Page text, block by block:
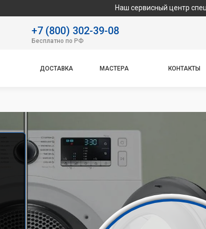
Наш сервисный центр
+7 (800) 302-39-08
Бесплатно по РФ
ДОСТАВКА МАСТЕРА КОНТАКТЫ